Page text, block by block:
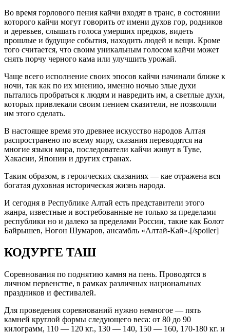
Во время горлового пения кайчи входят в транс, в состоянии
которого кайчи могут говорить от имени духов гор, родников
и деревьев, слышать голоса умерших предков, видеть
прошлые и будущие события, находить людей и вещи. Кроме
того считается, что своим уникальным голосом кайчи может
снять порчу черного кама или улучшить урожай.
Чаще всего исполнение своих эпосов кайчи начинали ближе к
ночи, так как по их мнению, именно ночью злые духи
пытались пробраться к людям и навредить им, а светлые духи,
которых привлекали своим пением сказители, не позволяли
им этого сделать.
В настоящее время это древнее искусство народов Алтая
распространено по всему миру, сказания переводятся на
многие языки мира, последователи кайчи живут в Туве,
Хакасии, Японии и других странах.
Таким образом, в героических сказаниях — кае отражена вся
богатая духовная историческая жизнь народа.
И сегодня в Республике Алтай есть представители этого
жанра, известные и востребованные не только за пределами
республики но и далеко за пределами России, такие как Болот
Байрышев, Ногон Шумаров, ансамбль «Алтай-Кай».[/spoiler]
КОДУРГЕ ТАШ
Соревнования по поднятию камня на пень. Проводятся в
личном первенстве, в рамках различных национальных
праздников и фестивалей.
Для проведения соревнований нужно немногое — пять
камней круглой формы следующего веса: от 80 до 90
килограмм, 110 — 120 кг., 130 — 140, 150 — 160, 170-180 кг. и